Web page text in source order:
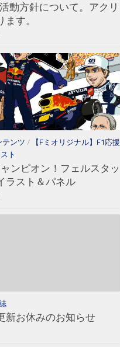
動方針について。アクリ
ます。
テンツ /
【Fミオリジナル】F1応援
ト
ンピオン！フェルスタッ
ラスト＆パネル
新お休みのお知らせ